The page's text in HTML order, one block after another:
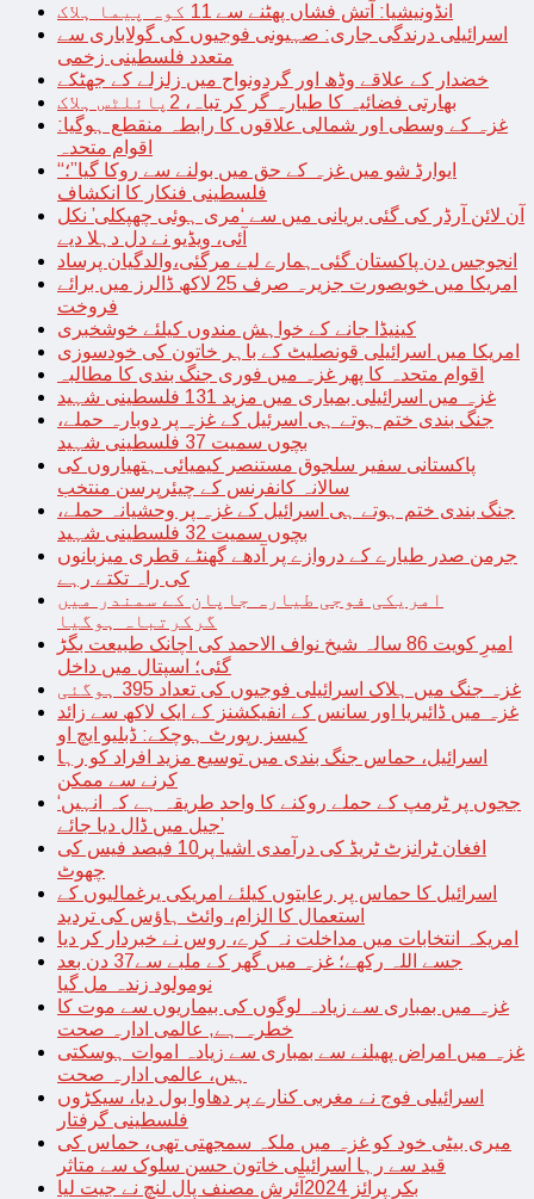
انڈونیشیا: آتش فشاں پھٹنے سے 11 کوہ پیما ہلاک
اسرائیلی درندگی جاری: صہیونی فوجیوں کی گولاباری سے
متعدد فلسطینی زخمی
خضدار کے علاقے وڈھ اور گردونواح میں زلزلے کے جھٹکے
بھارتی فضائیہ کا طیارہ گر کر تباہ، 2پائلٹس ہلاک
غزہ کے وسطی اور شمالی علاقوں کا رابطہ منقطع ہوگیا:
اقوام متحدہ
“ایوارڈ شو میں غزہ کے حق میں بولنے سے روکا گیا”؛
فلسطینی فنکار کا انکشاف
آن لائن آرڈر کی گئی بریانی میں سے ‘مری ہوئی چھپکلی’ نکل
آئی، ویڈیو نے دل دہلا دیے
انجوجس دن پاکستان گئی ہمارے لیے مرگئی،والدگیان پرساد
امریکا میں خوبصورت جزیرہ صرف 25 لاکھ ڈالرز میں برائے
فروخت
کینیڈا جانے کے خواہش مندوں کیلئے خوشخبری
امریکا میں اسرائیلی قونصلیٹ کے باہر خاتون کی خودسوزی
اقوام متحدہ کا پھر غزہ میں فوری جنگ بندی کا مطالبہ
غزہ میں اسرائیلی بمباری میں مزید 131 فلسطینی شہید
جنگ بندی ختم ہوتے ہی اسرئیل کے غزہ پر دوبارہ حملے،
بچوں سمیت 37 فلسطینی شہید
پاکستانی سفیر سلجوق مستنصر کیمیائی ہتھیاروں کی
سالانہ کانفرنس کے چیئرپرسن منتخب
جنگ بندی ختم ہوتے ہی اسرائیل کے غزہ پر وحشیانہ حملے،
بچوں سمیت 32 فلسطینی شہید
جرمن صدر طیارے کے دروازے پر آدھے گھنٹے قطری میزبانوں
کی راہ تکتے رہے
امریکی فوجی طیارہ جاپان کے سمندر میں
گرکرتباہ ہوگیا
امیرِ کویت 86 سالہ شیخ نواف الاحمد کی اچانک طبیعت بگڑ
گئی؛ اسپتال میں داخل
غزہ جنگ میں ہلاک اسرائیلی فوجیوں کی تعداد 395 ہوگئی
غزہ میں ڈائیریا اور سانس کے انفیکشنز کے ایک لاکھ سے زائد
کیسز رپورٹ ہوچکے: ڈبلیو ایچ او
اسرائیل، حماس جنگ بندی میں توسیع مزید افراد کو رہا
کرنے سے ممکن
‘ججوں پر ٹرمپ کے حملے روکنے کا واحد طریقہ ہے کہ انہیں
جیل میں ڈال دیا جائے’
افغان ٹرانزٹ ٹریڈ کی درآمدی اشیا پر10 فیصد فیس کی
چھوٹ
اسرائیل کا حماس پر رعایتوں کیلئے امریکی یرغمالیوں کے
استعمال کا الزام، وائٹ ہاؤس کی تردید
امریکہ انتخابات میں مداخلت نہ کرے، روس نے خبردار کر دیا
جسے اللہ رکھے؛ غزہ میں گھر کے ملبے سے37 دن بعد
نومولود زندہ مل گیا
غزہ میں بمباری سے زیادہ لوگوں کی بیماریوں سے موت کا
خطرہ ہے, عالمی ادارہ صحت
غزہ میں امراض پھیلنے سے بمباری سے زیادہ اموات ہوسکتی
ہیں، عالمی ادارہ صحت
اسرائیلی فوج نے مغربی کنارے پر دھاوا بول دیا، سیکڑوں
فلسطینی گرفتار
میری بیٹی خود کو غزہ میں ملکہ سمجھتی تھی، حماس کی
قید سے رہا اسرائیلی خاتون حسن سلوک سے متاثر
بکر پرائز 2024آئرش مصنف پال لنچ نے جیت لیا